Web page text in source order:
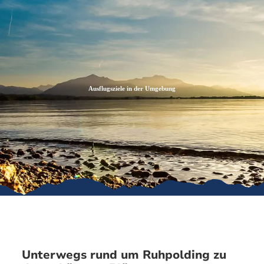
Zum
Inhalt
Zur
Suche
Zum
Footer
Ausflugsziele in der Umgebung
Unterwegs rund um Ruhpolding zu